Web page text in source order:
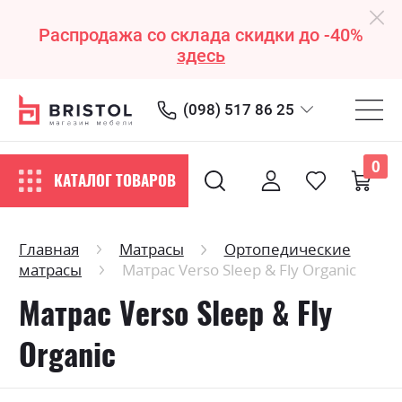
Распродажа со склада скидки до -40%
здесь
(098) 517 86 25
КАТАЛОГ ТОВАРОВ
0
Главная Матрасы
Ортопедические
матрасы
Матрас Verso Sleep & Fly Organic
Матрас Verso Sleep & Fly
Organic